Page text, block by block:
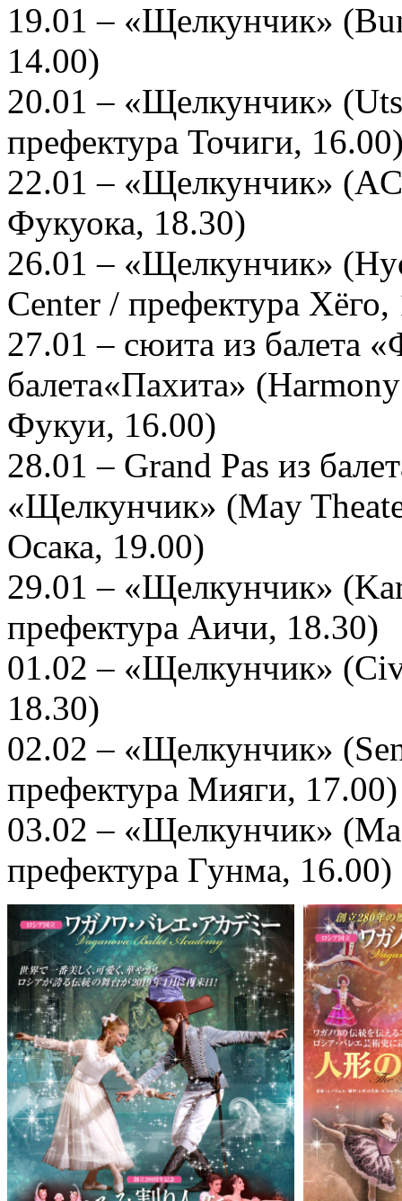
19.01 – «Щелкунчик»
14.00)
20.01 – «Щелкунчик»
префектура Точиги,
22.01 – «Щелкунчик»
Фукуока, 18.30)
26.01 – «Щелкунчик»
Center / префектура Хёго,
27.01 – сюита из балета
балета«Пахита»
Фукуи, 16.00)
28.01 – Grand Pas из
«Щелкунчик» (May
Осака, 19.00)
29.01 – «Щелкунчик»
префектура Аичи, 18.30)
01.02 – «Щелкунчик»
18.30)
02.02 – «Щелкунчик»
префектура Мияги, 17.00)
03.02 – «Щелкунчик»
префектура Гунма, 16.00)